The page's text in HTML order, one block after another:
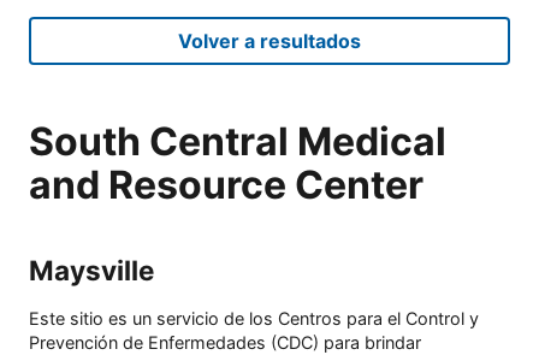
Volver a resultados
South Central Medical
and Resource Center
Maysville
Este sitio es un servicio de los Centros para el Control y
Prevención de Enfermedades (CDC) para brindar